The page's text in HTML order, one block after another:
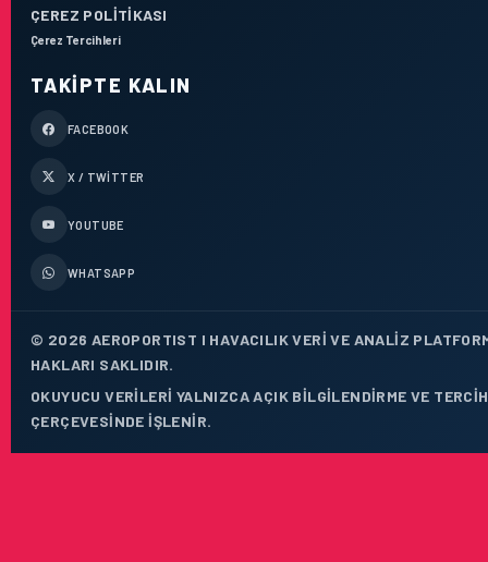
ÇEREZ POLITIKASI
Çerez Tercihleri
TAKIPTE KALIN
FACEBOOK
X / TWITTER
YOUTUBE
WHATSAPP
© 2026 AEROPORTIST I HAVACILIK VERI VE ANALIZ
HAKLARI SAKLIDIR.
OKUYUCU VERILERI YALNIZCA AÇIK BILGILENDIRME VE
ÇERÇEVESINDE IŞLENIR.